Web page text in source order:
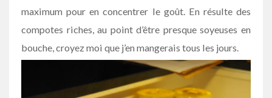
maximum pour en concentrer le goût. En résulte des
compotes riches, au point d’être presque soyeuses en
bouche, croyez moi que j’en mangerais tous les jours.